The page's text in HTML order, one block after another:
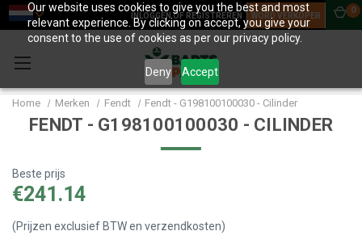
Our website uses cookies to give you the best and most
relevant experience. By clicking on accept, you give your
consent to the use of cookies as per our privacy policy.
Deny Accept
INLOGGEN OF REGISTREREN WORD VERKOPER
0
Home Merken Fendt Fendt - G198100100030 - Cilinder
FENDT - G198100100030 - CILINDER
Beste prijs
€241.14
(Prijzen exclusief BTW en verzendkosten)